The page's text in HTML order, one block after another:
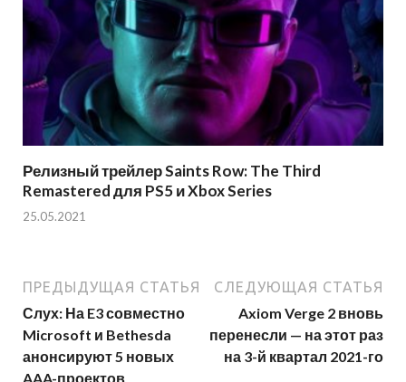
Релизный трейлер Saints Row: The Third
Remastered для PS5 и Xbox Series
25.05.2021
ПРЕДЫДУЩАЯ СТАТЬЯ
Слух: На E3 совместно
Microsoft и Bethesda
анонсируют 5 новых
AAA-проектов
СЛЕДУЮЩАЯ СТАТЬЯ
Axiom Verge 2 вновь
перенесли — на этот раз
на 3-й квартал 2021-го